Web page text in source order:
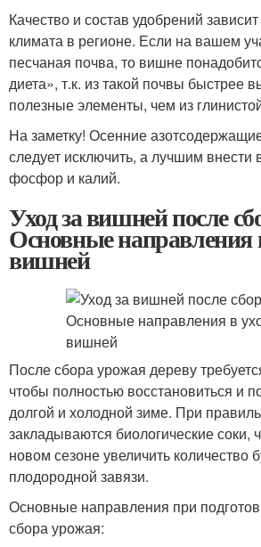
Качество и состав удобрений
климата в регионе. Если на вашем
песчаная почва, то вишне
диета», т.к. из такой почвы
полезные элементы, чем из
На заметку! Осенние
следует исключить, а лучшим внести
фосфор и калий.
Уход за вишней после
Основные направления
вишней
После сбора урожая дереву
чтобы полностью восстановиться и
долгой и холодной зиме. При
закладываются биологические соки,
новом сезоне увеличить количество
плодородной завязи.
Основные направления при
сбора урожая: